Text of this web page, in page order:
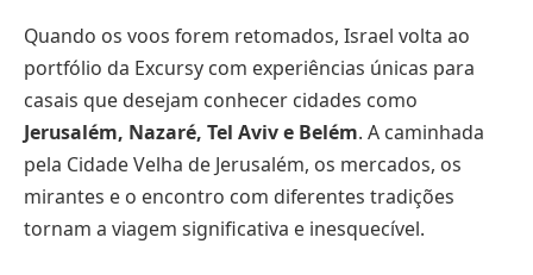
Quando os voos forem retomados, Israel volta ao
portfólio da Excursy com experiências únicas para
casais que desejam conhecer cidades como
Jerusalém, Nazaré, Tel Aviv e Belém. A caminhada
pela Cidade Velha de Jerusalém, os mercados, os
mirantes e o encontro com diferentes tradições
tornam a viagem significativa e inesquecível.